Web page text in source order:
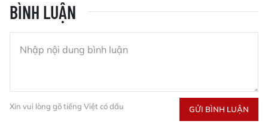
BÌNH LUẬN
Xin vui lòng gõ tiếng Việt có dấu GỬI BÌNH LUẬN